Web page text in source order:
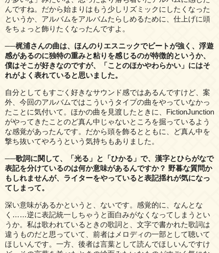
んですね。だから始まりはもう少しリズミックにしたくなった
というか、アルバムをアルバムたらしめるために、仕上げに頭
をちょっと飾りたくなったんですよ。
──梶浦さんの曲は、ほんのりエスニックでビートが強く、浮遊
感があるのに独特の重みと粘りを感じるのが特徴的というか、
僕はそこが好きなのですが、「ことのほかやわらかい」にはそ
れがよく表れていると思いました。
自分としてもすごく好きなサウンド感ではあるんですけど、案
外、今回のアルバムではこういうタイプの曲をやっていなかっ
たことに気付いて。ほかの曲を見渡したときに、FictionJunction
がやってきたことのど真ん中じゃないところを掘っているよう
な感覚があったんです。だから頭を飾るとともに、ど真ん中を
撃ち抜いてやろうという気持ちもありました。
──歌詞に関して、「光る」と「ひかる」で、漢字とひらがなで
表記を分けているのは何か意味があるんですか？ 野暮な質問か
もしれませんが、ライターをやっていると表記揺れが気になっ
てしまって。
深い意味があるかというと、ないです。感覚的に、なんとな
く……逆に表記統一しちゃうと面白みがなくなってしまうとい
うか。私は歌われているときの歌詞と、文字で書かれた歌詞は
違うものだと思っていて、前者はメロディの一部として聴いて
ほしいんです。一方、後者は言葉として読んでほしいんですけ